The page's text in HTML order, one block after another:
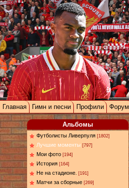
Главная Гимн и песни Профили Форум
Альбомы
Футболисты Ливерпуля [1802]
Лучшие моменты [797]
Мои фото [194]
История [164]
Не на стадионе. [191]
Матчи за сборные [269]